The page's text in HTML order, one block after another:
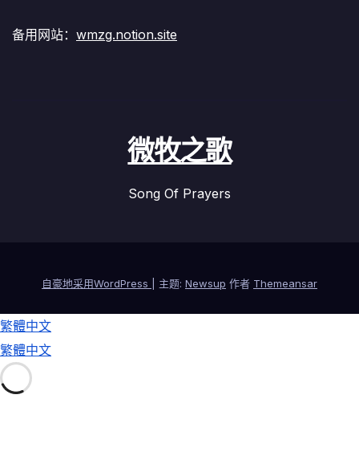
备用网站： wmzg.notion.site
微牧之歌
Song Of Prayers
自豪地采用WordPress 主题: Newsup 作者 Themeansar
繁體中文
繁體中文